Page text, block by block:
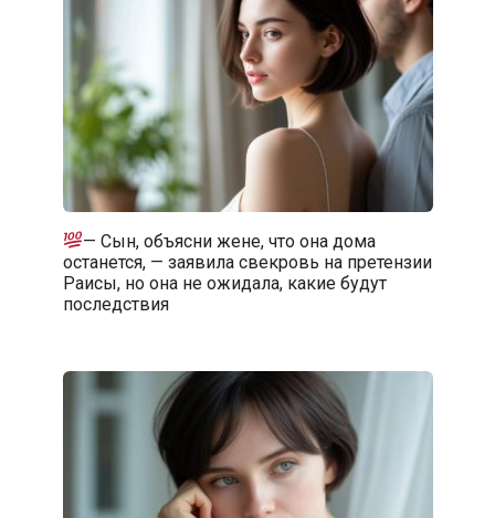
— Сын, объясни жене, что она дома
останется, — заявила свекровь на претензии
Раисы, но она не ожидала, какие будут
последствия